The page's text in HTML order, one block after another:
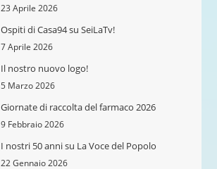
23 Aprile 2026
Ospiti di Casa94 su SeiLaTv!
7 Aprile 2026
Il nostro nuovo logo!
5 Marzo 2026
Giornate di raccolta del farmaco 2026
9 Febbraio 2026
I nostri 50 anni su La Voce del Popolo
22 Gennaio 2026